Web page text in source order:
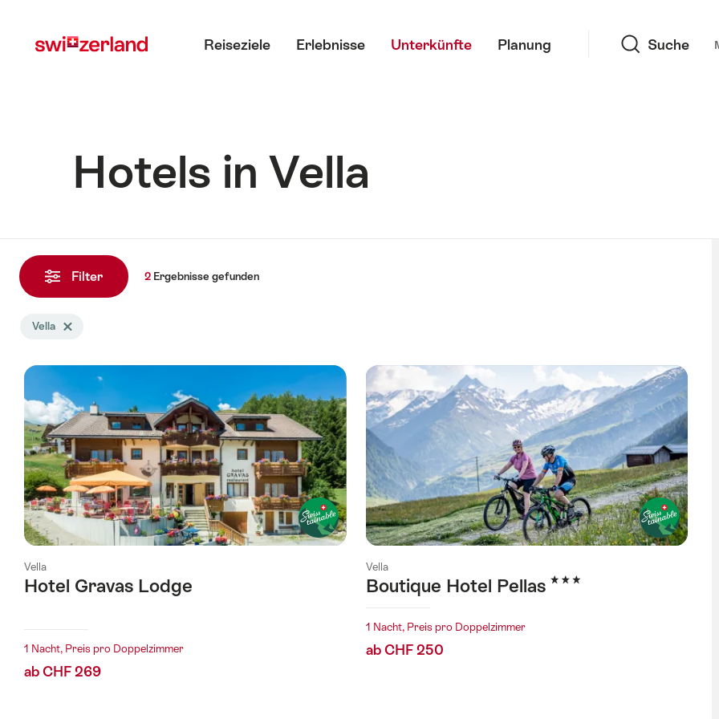
myswitzerland.com
Reiseziele Erlebnisse Unterkünfte Planung Suche
Hotels in Vella
Ergebnisse
gefunden
Filter 2 Ergebnissegefunden
Die
wurde
folgenden
Tags
gefiltert
VellaTag Vella löschen
Vella
Hotel Gravas Lodge
1 Nacht, Preis pro Doppelzimmer
ab CHF 269
Vella
Boutique Hotel Pellas 3 Sterne
1 Nacht, Preis pro Doppelzimmer
ab CHF 250